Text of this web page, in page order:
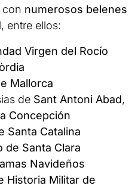
con numerosos belenes
, entre ellos:
Virgen del Rocío
Mallorca
de Sant Antoni Abad,
Concepción
Santa Catalina
de Santa Clara
Navideños
Historia Militar de